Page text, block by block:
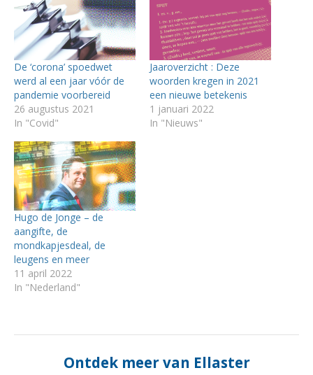
De ‘corona’ spoedwet
werd al een jaar vóór de
pandemie voorbereid
26 augustus 2021
In "Covid"
Jaaroverzicht : Deze
woorden kregen in 2021
een nieuwe betekenis
1 januari 2022
In "Nieuws"
Hugo de Jonge – de
aangifte, de
mondkapjesdeal, de
leugens en meer
11 april 2022
In "Nederland"
Ontdek meer van Ellaster